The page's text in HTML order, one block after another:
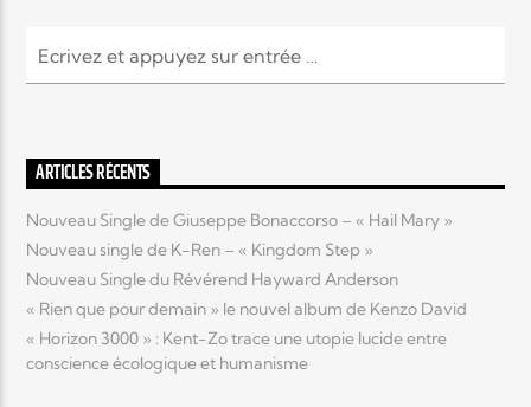
Radio Elyon
Elyon Rhema
Elyon Hits
ARTICLES RÉCENTS
Nouveau Single de Giuseppe Bonaccorso – « Hail Mary »
Nouveau single de K-Ren – « Kingdom Step »
Nouveau Single du Révérend Hayward Anderson
« Rien que pour demain » le nouvel album de Kenzo David
« Horizon 3000 » : Kent-Zo trace une utopie lucide entre
conscience écologique et humanisme